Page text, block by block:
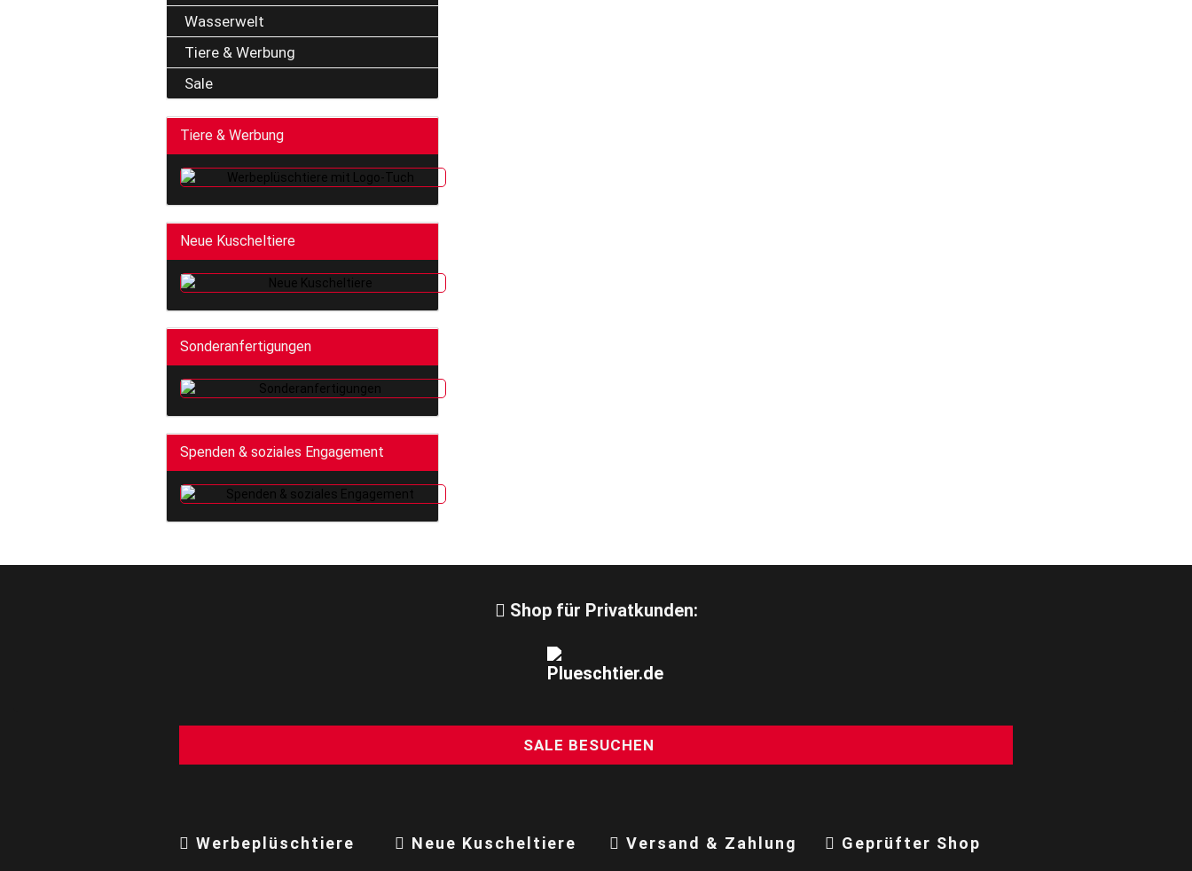
Wasserwelt
Tiere & Werbung
Sale
Tiere & Werbung
Neue Kuscheltiere
Sonderanfertigungen
Spenden & soziales Engagement
Shop für Privatkunden:
SALE BESUCHEN
Werbeplüschtiere Neue Kuscheltiere Versand & Zahlung Geprüfter Shop